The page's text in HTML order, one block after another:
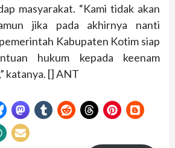
masyarakat. “Kami tidak akan
jika pada akhirnya nanti
Kabupaten Kotim siap
hukum kepada keenam
katanya. [] ANT